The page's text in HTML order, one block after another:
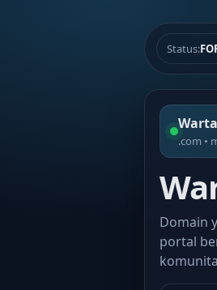
Status:
.com •
Domain
portal